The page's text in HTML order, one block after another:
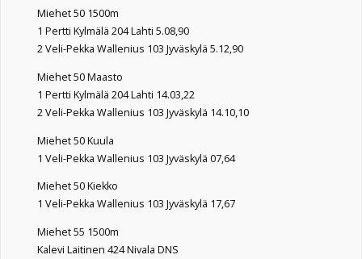
Miehet 50 1500m
1 Pertti Kylmälä 204 Lahti 5.08,90
2 Veli-Pekka Wallenius 103 Jyväskylä 5.12,90
Miehet 50 Maasto
1 Pertti Kylmälä 204 Lahti 14.03,22
2 Veli-Pekka Wallenius 103 Jyväskylä 14.10,10
Miehet 50 Kuula
1 Veli-Pekka Wallenius 103 Jyväskylä 07,64
Miehet 50 Kiekko
1 Veli-Pekka Wallenius 103 Jyväskylä 17,67
Miehet 55 1500m
Kalevi Laitinen 424 Nivala DNS